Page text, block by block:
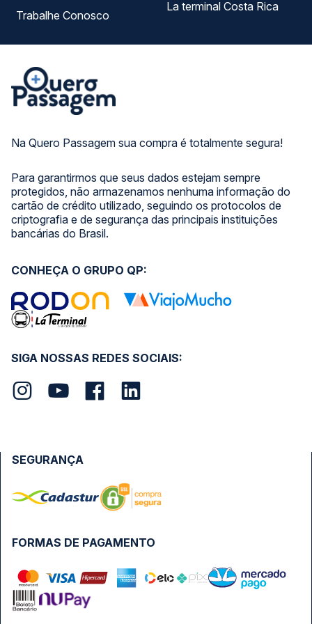
Na Quero Passagem sua compra é totalmente segura!
Para garantirmos que seus dados estejam sempre
protegidos, não armazenamos nenhuma informação do
cartão de crédito utilizado, seguindo os protocolos de
criptografia e de segurança das principais instituições
bancárias do Brasil.
Trabalhe Conosco
La terminal Costa Rica
SIGA NOSSAS REDES SOCIAIS:
CONHEÇA O GRUPO QP:
FORMAS DE PAGAMENTO
SEGURANÇA